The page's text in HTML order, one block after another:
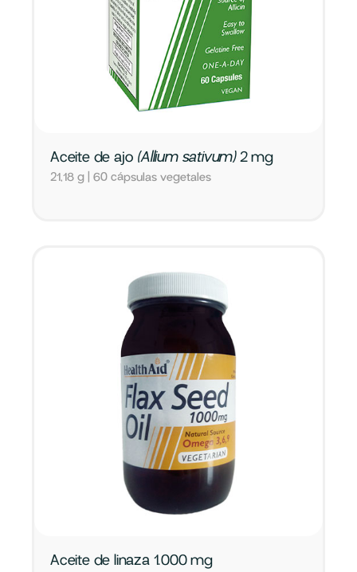
Aceite de ajo (Allium sativum)2 mg
21,18 g | 60 cápsulas vegetales
Aceite de linaza 1.000 mg